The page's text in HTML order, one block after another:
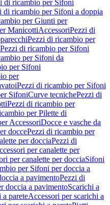
di ricambio per Sifoni
di ricambio per Sifoni a doppia
per Giunti per
ManicottiAccessoriPezzi di
Pezzi di ricambio per
Pezzi di ricambio per Sifoni
per Sifoni da
per Sifoni
per
Pezzi di ricambio per Sifoni
SifoniCurve tecnichePezzi di
Pezzi di ricambio per
per Pilette di
AccessoriDocce e vasche da
doccePezzi di ricambio per
per docciaPezzi di
per canalette per
per canalette per docciaSifoni
per Sifoni per doccia a
a pavimentoPezzi di
doccia a pavimentoScarichi a
pareteAccessori per scarichi a